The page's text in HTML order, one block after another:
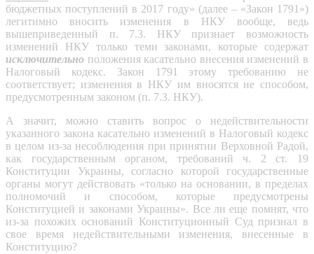
бюджетных поступлений в 2017 году» (далее – «Закон 1791»)
легитимно вносить изменения в НКУ вообще, ведь
вышеприведенный п. 7.3. НКУ признает возможность
изменений НКУ только теми законами, которые содержат
исключительно положения касательно внесения изменений в
Налоговый кодекс. Закон 1791 этому требованию не
соответствует; изменения в НКУ им вносятся не способом,
предусмотренным законом (п. 7.3. НКУ).
А значит, можно ставить вопрос о недействительности
указанного закона касательно изменений в Налоговый кодекс
в целом из-за несоблюдения при принятии Верховной Радой,
как государственным органом, требований ч. 2 ст. 19
Конституции Украины, согласно которой государственные
органы могут действовать «только на основании, в пределах
полномочий и способом, которые предусмотрены
Конституцией и законами Украины». Все ли еще помнят, что
из-за похожих оснований Конституционный Суд признал в
свое время недействительными изменения, внесенные в
Конституцию?